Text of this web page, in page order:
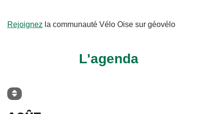
Rejoignez la communauté Vélo Oise sur géovélo
L'agenda